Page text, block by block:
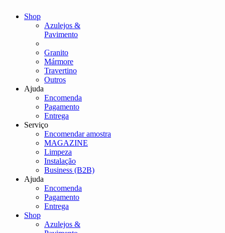
Shop
Azulejos &
Pavimento
Granito
Mármore
Travertino
Outros
Ajuda
Encomenda
Pagamento
Entrega
Serviço
Encomendar amostra
MAGAZINE
Limpeza
Instalação
Business (B2B)
Ajuda
Encomenda
Pagamento
Entrega
Shop
Azulejos &